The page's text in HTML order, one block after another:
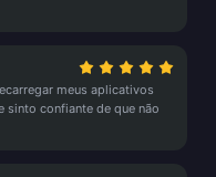
meus aplicativos
sinto confiante de que não